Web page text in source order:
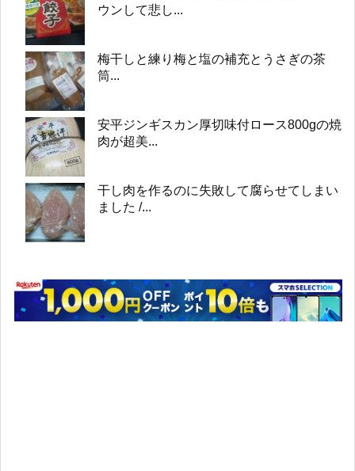
ウンして悲し...
梅干しと練り梅と塩の補充とうさぎの茶
筒...
安平ジンギスカン厚切味付ロース800gの焼
肉が超美...
干し肉を作るのに失敗して腐らせてしまい
ました /...